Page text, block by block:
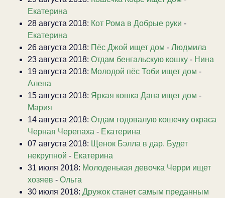
Екатерина
28 августа 2018: Кот Рома в Добрые руки -
Екатерина
26 августа 2018: Пёс Джой ищет дом - Людмила
23 августа 2018: Отдам бенгальскую кошку - Нина
19 августа 2018: Молодой пёс Тоби ищет дом -
Алена
15 августа 2018: Яркая кошка Дана ищет дом -
Мария
14 августа 2018: Отдам годовалую кошечку окраса
Черная Черепаха - Екатерина
07 августа 2018: Щенок Бэлла в дар. Будет
некрупной - Екатерина
31 июля 2018: Молоденькая девочка Черри ищет
хозяев - Ольга
30 июля 2018: Дружок станет самым преданным